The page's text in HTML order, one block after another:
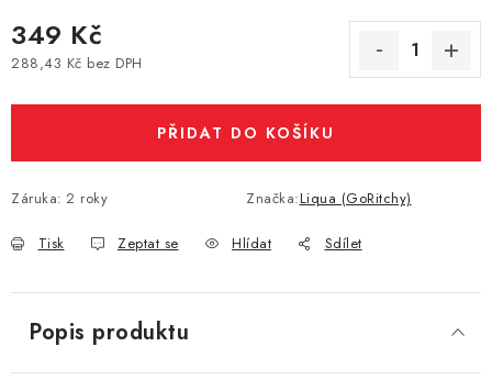
349 Kč
288,43 Kč bez DPH
PŘIDAT DO KOŠÍKU
Záruka: 2 roky Značka:Liqua (GoRitchy)
Tisk Zeptat se Hlídat Sdílet
Popis produktu